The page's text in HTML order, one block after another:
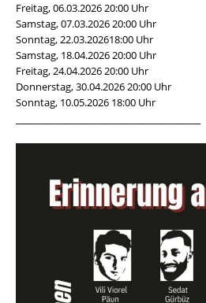
Freitag, 06.03.2026 20:00 Uhr
Samstag, 07.03.2026 20:00 Uhr
Sonntag, 22.03.202618:00 Uhr
Samstag, 18.04.2026 20:00 Uhr
Freitag, 24.04.2026 20:00 Uhr
Donnerstag, 30.04.2026 20:00 Uhr
Sonntag, 10.05.2026 18:00 Uhr